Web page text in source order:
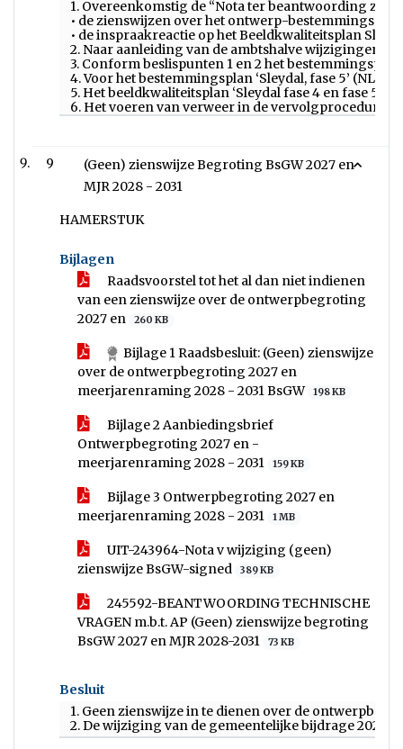
1. Overeenkomstig de “Nota ter beantwoording
• de zienswijzen over het ontwerp-
• de inspraakreactie op het Beeldkwaliteitsplan
2. Naar aanleiding van de ambtshalve wijzigingen
3. Conform beslispunten 1 en 2 het bestemmingsplan
4. Voor het bestemmingsplan ‘Sleydal, fase 5’
5. Het beeldkwaliteitsplan ‘Sleydal fase 4 en fase
6. Het voeren van verweer in de vervolgprocedures
9
(Geen) zienswijze Begroting BsGW 2027 en
MJR 2028 - 2031
HAMERSTUK
Bijlagen
Raadsvoorstel tot het al dan niet indienen
van een zienswijze over de ontwerpbegroting
2027 en
260 KB
Bijlage 1 Raadsbesluit: (Geen) zienswijze
over de ontwerpbegroting 2027 en
meerjarenraming 2028 - 2031 BsGW
198 KB
Bijlage 2 Aanbiedingsbrief
Ontwerpbegroting 2027 en -
meerjarenraming 2028 - 2031
159 KB
Bijlage 3 Ontwerpbegroting 2027 en
meerjarenraming 2028 - 2031
1 MB
UIT-243964-Nota v wijziging (geen)
zienswijze BsGW-signed
389 KB
245592-BEANTWOORDING TECHNISCHE
VRAGEN m.b.t. AP (Geen) zienswijze begroting
BsGW 2027 en MJR 2028-2031
73 KB
Besluit
1. Geen zienswijze in te dienen over de
2. De wijziging van de gemeentelijke bijdrage 2027